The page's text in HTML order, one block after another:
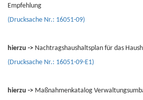
Empfehlung
(Drucksache Nr.: 16051-09)
hierzu -> Nachtragshaushaltsplan für das
(Drucksache Nr.: 16051-09-E1)
hierzu -> Maßnahmenkatalog